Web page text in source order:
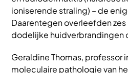
ioniserende straling) – de
Daarentegen overleefden
dodelijke huidverbrandingen
Geraldine Thomas, professor
moleculaire pathologie van